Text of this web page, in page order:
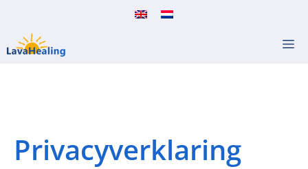
de
Privacyverklaring